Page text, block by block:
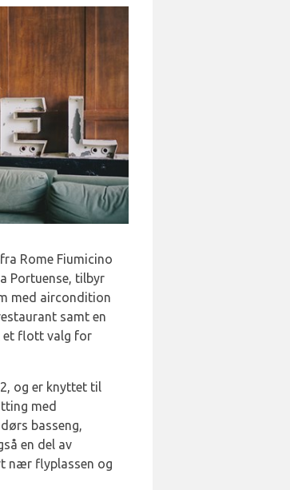
Rome Fiumicino
Portuense, tilbyr
med aircondition
samt en
et flott valg for
og er knyttet til
med
basseng,
en del av
nær flyplassen og